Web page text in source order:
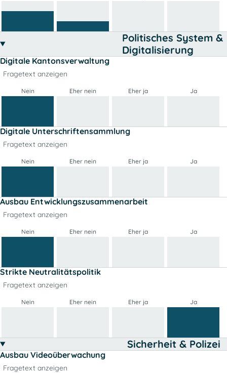
Politisches System &
Digitalisierung
Digitale Kantonsverwaltung
Fragetext anzeigen
Nein Eher nein Eher ja Ja
Digitale Unterschriftensammlung
Fragetext anzeigen
Nein Eher nein Eher ja Ja
Ausbau Entwicklungszusammenarbeit
Fragetext anzeigen
Nein Eher nein Eher ja Ja
Strikte Neutralitätspolitik
Fragetext anzeigen
Nein Eher nein Eher ja Ja
Sicherheit & Polizei
Ausbau Videoüberwachung
Fragetext anzeigen